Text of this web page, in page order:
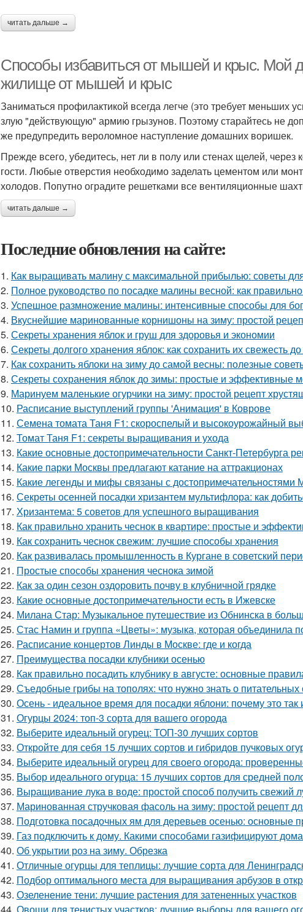
читать дальше →
Способы избавиться от мышей и крыс. Мой
жилище от мышей и крыс
Заниматься профилактикой всегда легче (это требует меньших
злую "действующую" армию грызунов. Поэтому старайтесь не
же предупредить вероломное наступление домашних воришек.
Прежде всего, убедитесь, нет ли в полу или стенах щелей,
гости. Любые отверстия необходимо заделать цементом или
холодов. Попутно оградите решетками все вентиляционные
читать дальше →
Последние обновления на сайте:
1. Как выращивать малину с максимальной прибылью: советы
2. Полное руководство по посадке малины весной: как
3. Успешное размножение малины: интенсивные способы для
4. Вкуснейшие маринованные корнишоны на зиму: простой
5. Секреты хранения яблок и груш для здоровья и экономии
6. Секреты долгого хранения яблок: как сохранить их свежесть
7. Как сохранить яблоки на зиму до самой весны: полезные
8. Секреты сохранения яблок до зимы: простые и эффективные
9. Маринуем маленькие огурчики на зиму: простой рецепт
10. Расписание выступлений группы 'Анимация' в Коврове
11. Семена томата Таня F1: скороспелый и высокоурожайный
12. Томат Таня F1: секреты выращивания и ухода
13. Какие основные достопримечательности Санкт-Петербурга
14. Какие парки Москвы предлагают катание на аттракционах
15. Какие легенды и мифы связаны с достопримечательностями
16. Секреты осенней посадки хризантем мультифлора: как
17. Хризантема: 5 советов для успешного выращивания
18. Как правильно хранить чеснок в квартире: простые и
19. Как сохранить чеснок свежим: лучшие способы хранения
20. Как развивалась промышленность в Кургане в советский
21. Простые способы хранения чеснока зимой
22. Как за один сезон оздоровить почву в клубничной грядке
23. Какие основные достопримечательности есть в Ижевске
24. Милана Стар: Музыкальное путешествие из Обнинска в
25. Стас Намин и группа «Цветы»: музыка, которая объединила
26. Расписание концертов Линды в Москве: где и когда
27. Преимущества посадки клубники осенью
28. Как правильно посадить клубнику в августе: основные
29. Съедобные грибы на тополях: что нужно знать о питательных
30. Осень - идеальное время для посадки яблони: почему это так
31. Огурцы 2024: топ-3 сорта для вашего огорода
32. Выберите идеальный огурец: ТОП-30 лучших сортов
33. Откройте для себя 15 лучших сортов и гибридов пучковых
34. Выберите идеальный огурец для своего огорода:
35. Выбор идеального огурца: 15 лучших сортов для средней
36. Выращивание лука в воде: простой способ получить свежий
37. Маринованная стручковая фасоль на зиму: простой рецепт
38. Подготовка посадочных ям для деревьев осенью: основные
39. Газ подключить к дому. Какими способами газифицируют
40. Об укрытии роз на зиму. Обрезка
41. Отличные огурцы для теплицы: лучшие сорта для
42. Подбор оптимального места для выращивания арбузов в
43. Озеленение тени: лучшие растения для затененных участков